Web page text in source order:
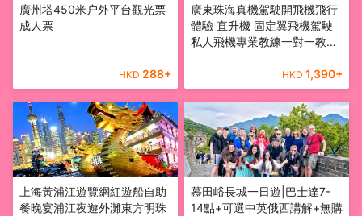
廣州塔450米户外平台觀光票
成人票
HKD 288+
廣東珠海真機駕駛開飛機飛行
體驗 直升機 固定翼飛機駕駛
私人飛機專業教練一對一教學
HKD 1,390+
上海黃浦江遊覽網紅遊船自助
餐晚宴浦江夜遊外灘東方明珠
慕田峪長城一日遊|巴士達7-
14點+可選中英俄西講解+無購